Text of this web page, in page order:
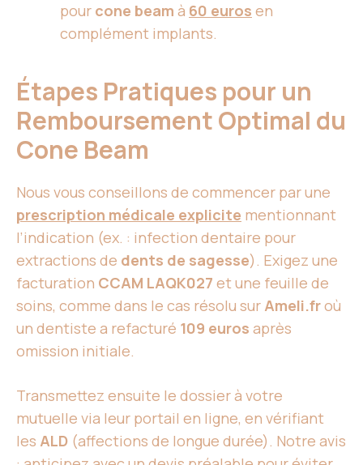
pour cone beam à 60 euros en
complément implants.
Étapes Pratiques pour un
Remboursement Optimal du
Cone Beam
Nous vous conseillons de commencer par une
prescription médicale explicite mentionnant
l’indication (ex. : infection dentaire pour
extractions de dents de sagesse). Exigez une
facturation CCAM LAQK027 et une feuille de
soins, comme dans le cas résolu sur Ameli.froù
un dentiste a refacturé 109 euros après
omission initiale.
Transmettez ensuite le dossier à votre
mutuelle via leur portail en ligne, en vérifiant
les ALD (affections de longue durée). Notre avis